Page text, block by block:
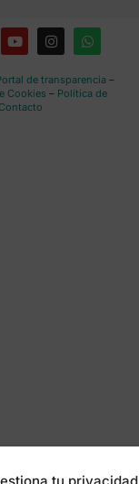
de transparencia–
Cookies – Política de
Contacto